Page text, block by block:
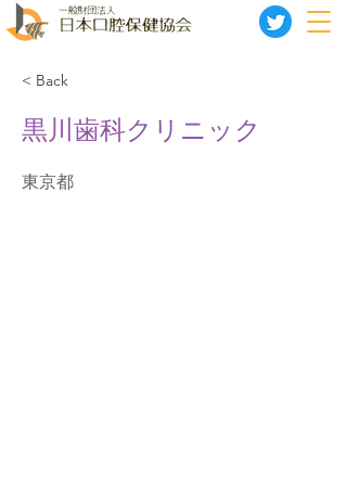
< Back
黒川歯科クリニック
東京都